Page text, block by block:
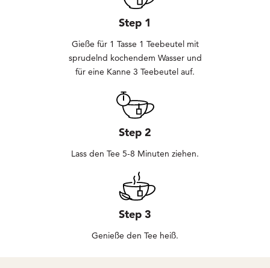
Step 1
Gieße für 1 Tasse 1 Teebeutel mit
sprudelnd kochendem Wasser und
für eine Kanne 3 Teebeutel auf.
Step 2
Lass den Tee 5-8 Minuten ziehen.
Step 3
Genieße den Tee heiß.